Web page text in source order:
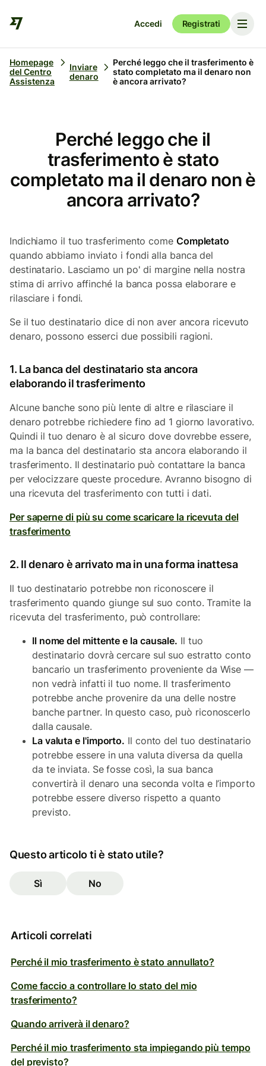
Accedi Registrati
Homepage
del Centro
Assistenza
Inviare
denaro
Perché leggo che il trasferimento è
stato completato ma il denaro non
è ancora arrivato?
Perché leggo che il
trasferimento è stato
completato ma il denaro non è
ancora arrivato?
Indichiamo il tuo trasferimento come Completato
quando abbiamo inviato i fondi alla banca del
destinatario. Lasciamo un po' di margine nella nostra
stima di arrivo affinché la banca possa elaborare e
rilasciare i fondi.
Se il tuo destinatario dice di non aver ancora ricevuto
denaro, possono esserci due possibili ragioni.
1. La banca del destinatario sta ancora
elaborando il trasferimento
Alcune banche sono più lente di altre e rilasciare il
denaro potrebbe richiedere fino ad 1 giorno lavorativo.
Quindi il tuo denaro è al sicuro dove dovrebbe essere,
ma la banca del destinatario sta ancora elaborando il
trasferimento. Il destinatario può contattare la banca
per velocizzare queste procedure. Avranno bisogno di
una ricevuta del trasferimento con tutti i dati.
Per saperne di più su come scaricare la ricevuta del
trasferimento
2. Il denaro è arrivato ma in una forma inattesa
Il tuo destinatario potrebbe non riconoscere il
trasferimento quando giunge sul suo conto. Tramite la
ricevuta del trasferimento, può controllare:
Il nome del mittente e la causale. Il tuo
destinatario dovrà cercare sul suo estratto conto
bancario un trasferimento proveniente da Wise —
non vedrà infatti il tuo nome. Il trasferimento
potrebbe anche provenire da una delle nostre
banche partner. In questo caso, può riconoscerlo
dalla causale.
La valuta e l'importo. Il conto del tuo destinatario
potrebbe essere in una valuta diversa da quella
da te inviata. Se fosse così, la sua banca
convertirà il denaro una seconda volta e l’importo
potrebbe essere diverso rispetto a quanto
previsto.
Questo articolo ti è stato utile?
Sì No
Articoli correlati
Perché il mio trasferimento è stato annullato?
Come faccio a controllare lo stato del mio
trasferimento?
Quando arriverà il denaro?
Perché il mio trasferimento sta impiegando più tempo
del previsto?